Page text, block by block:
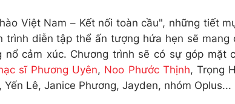
Việt Nam – Kết nối toàn cầu", những tiết
trình diễn tập thể ấn tượng hứa hẹn sẽ mang
nổ cảm xúc. Chương trình sẽ có sự góp mặt
sĩ Phương Uyên, Noo Phước Thịnh, Trọng
Yến Lê, Janice Phương, Jayden, nhóm Oplus...